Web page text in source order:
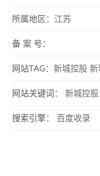
所属地区： 江苏
备 案 号：
网站TAG： 新城控股 新
网
网站关键词： 新城控股
官网
搜索引擎： 百度收录